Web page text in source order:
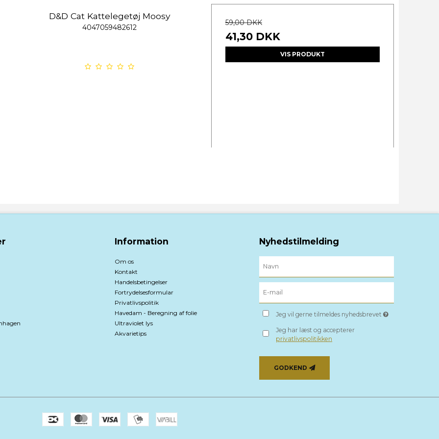
D&D Cat Kattelegetøj Moosy
4047059482612
59,00 DKK
41,30 DKK
VIS PRODUKT
Information
Om os
Kontakt
Handelsbetingelser
Fortrydelsesformular
Privatlivspolitik
Havedam - Beregning af folie
Ultraviolet lys
Akvarietips
Nyhedstilmelding
Jeg vil gerne tilmeldes nyhedsbrevet
Jeg har læst og accepterer
privatlivspolitikken
GODKEND